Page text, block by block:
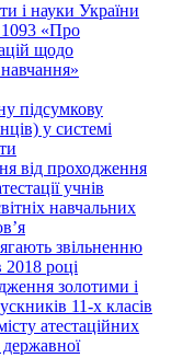
і науки України
«Про
щодо
підсумкову
у системі
від проходження
учнів
навчальних
звільненню
році
золотими і
11-х класів
атестаційних